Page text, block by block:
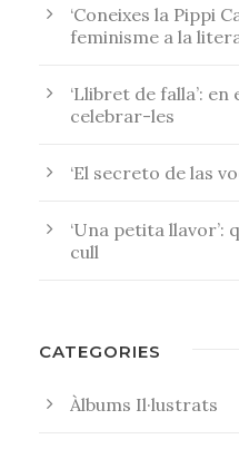
‘Coneixes la Pippi
feminisme a la
‘Llibret de falla’:
celebrar-les
‘El secreto de las
‘Una petita llavor’:
cull
CATEGORIES
Àlbums Il·lustrats